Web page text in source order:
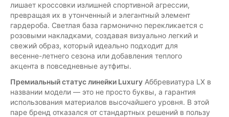
лишает кроссовки излишней спортивной агрессии,
превращая их в утонченный и элегантный элемент
гардероба. Светлая база гармонично перекликается с
розовыми накладками, создавая визуально легкий и
свежий образ, который идеально подходит для
весенне-летнего сезона или добавления теплого
акцента в повседневные аутфиты.
Премиальный статус линейки Luxury Аббревиатура LX в
названии модели — это не просто буквы, а гарантия
использования материалов высочайшего уровня. В этой
паре бренд отказался от стандартных решений в пользу